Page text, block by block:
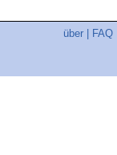
über FAQ